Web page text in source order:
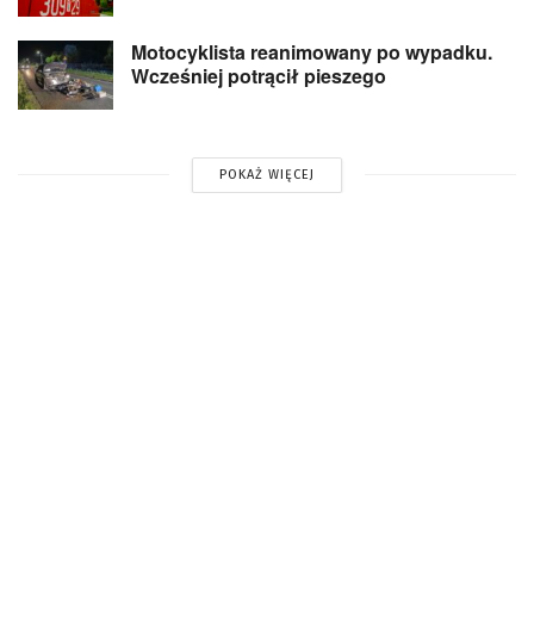
Motocyklista reanimowany po wypadku.
Wcześniej potrącił pieszego
POKAŻ WIĘCEJ